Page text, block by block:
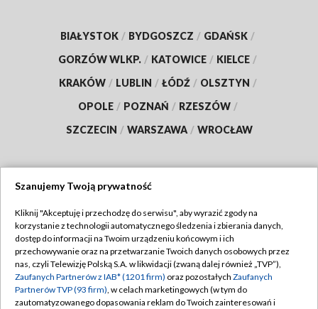
BIAŁYSTOK / BYDGOSZCZ / GDAŃSK /
GORZÓW WLKP. / KATOWICE / KIELCE /
KRAKÓW / LUBLIN / ŁÓDŹ / OLSZTYN /
OPOLE / POZNAŃ / RZESZÓW /
SZCZECIN / WARSZAWA / WROCŁAW
TVP
Abonament TVP
Emisja w TVP
Centrum informacji TVP
Regulamin TVP
Polityka prywatności
Moje zgody
Szanujemy Twoją prywatność
Kliknij "Akceptuję i przechodzę do serwisu", aby wyrazić zgody na
korzystanie z technologii automatycznego śledzenia i zbierania danych,
dostęp do informacji na Twoim urządzeniu końcowym i ich
przechowywanie oraz na przetwarzanie Twoich danych osobowych przez
nas, czyli Telewizję Polską S.A. w likwidacji (zwaną dalej również „TVP”),
Zaufanych Partnerów z IAB* (1201 firm) oraz pozostałych Zaufanych
Partnerów TVP (93 firm), w celach marketingowych (w tym do
zautomatyzowanego dopasowania reklam do Twoich zainteresowań i